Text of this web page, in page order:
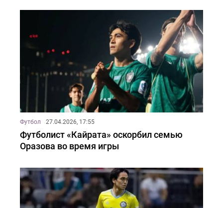
Футбол 27.04.2026, 17:55
Футболист «Кайрата» оскорбил семью
Оразова во время игры